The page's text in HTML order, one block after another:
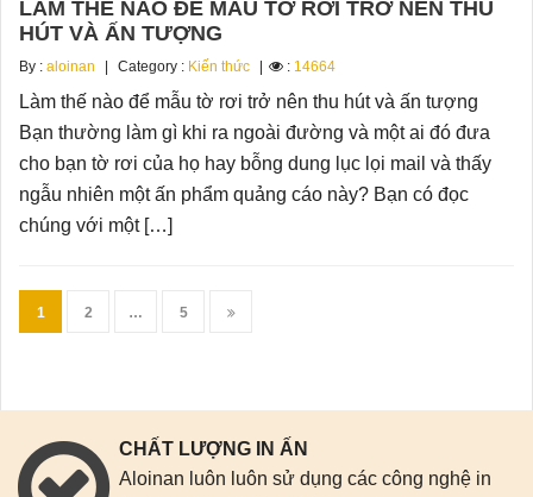
LÀM THẾ NÀO ĐỂ MẪU TỜ RƠI TRỞ NÊN THU
HÚT VÀ ẤN TƯỢNG
By : aloinan Category : Kiến thức : 14664
Làm thế nào để mẫu tờ rơi trở nên thu hút và ấn tượng
Bạn thường làm gì khi ra ngoài đường và một ai đó đưa
cho bạn tờ rơi của họ hay bỗng dung lục lọi mail và thấy
ngẫu nhiên một ấn phẩm quảng cáo này? Bạn có đọc
chúng với một […]
1 2 … 5
CHẤT LƯỢNG IN ẤN
Aloinan luôn luôn sử dụng các công nghệ in